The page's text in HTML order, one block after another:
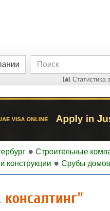
Статистика
Строительные
конструкции
Срубы домов